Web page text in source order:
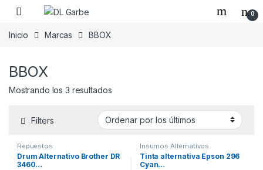
0
Inicio Marcas BBOX
BBOX
Mostrando los 3 resultados
Filters
Repuestos
Drum Alternativo Brother DR
3460…
Insumos Alternativos
Tinta alternativa Epson 296
Cyan…